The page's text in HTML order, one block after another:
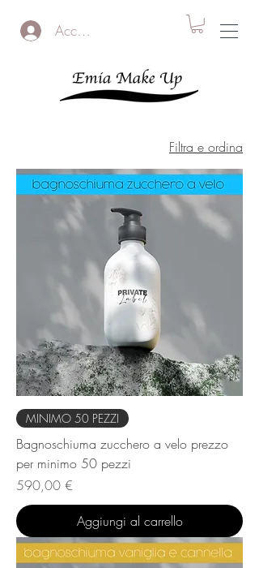
Accedi
Filtra e ordina
MINIMO 50 PEZZI
Bagnoschiuma zucchero a velo prezzo
per minimo 50 pezzi
Prezzo
590,00 €
Aggiungi al carrello